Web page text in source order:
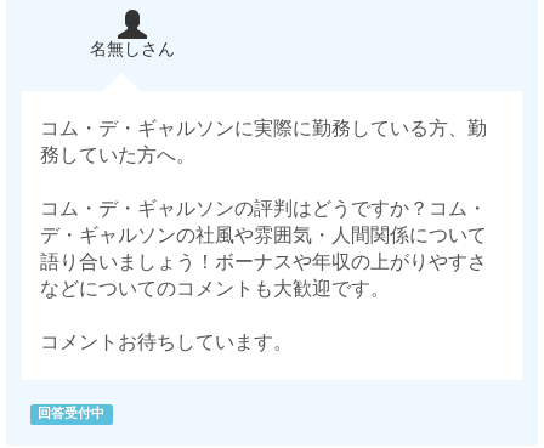
名無しさん
コム・デ・ギャルソンに実際に勤務している方、勤
務していた方へ。
コム・デ・ギャルソンの評判はどうですか？コム・
デ・ギャルソンの社風や雰囲気・人間関係について
語り合いましょう！ボーナスや年収の上がりやすさ
などについてのコメントも大歓迎です。
コメントお待ちしています。
回答受付中